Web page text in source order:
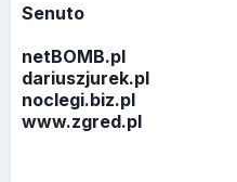
Senuto
netBOMB.pl
dariuszjurek.pl
noclegi.biz.pl
www.zgred.pl